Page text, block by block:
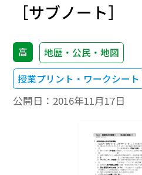
［サブノート］
高
地歴・公民・地図
授業プリント・ワークシート
公開日： 2016年11月17日